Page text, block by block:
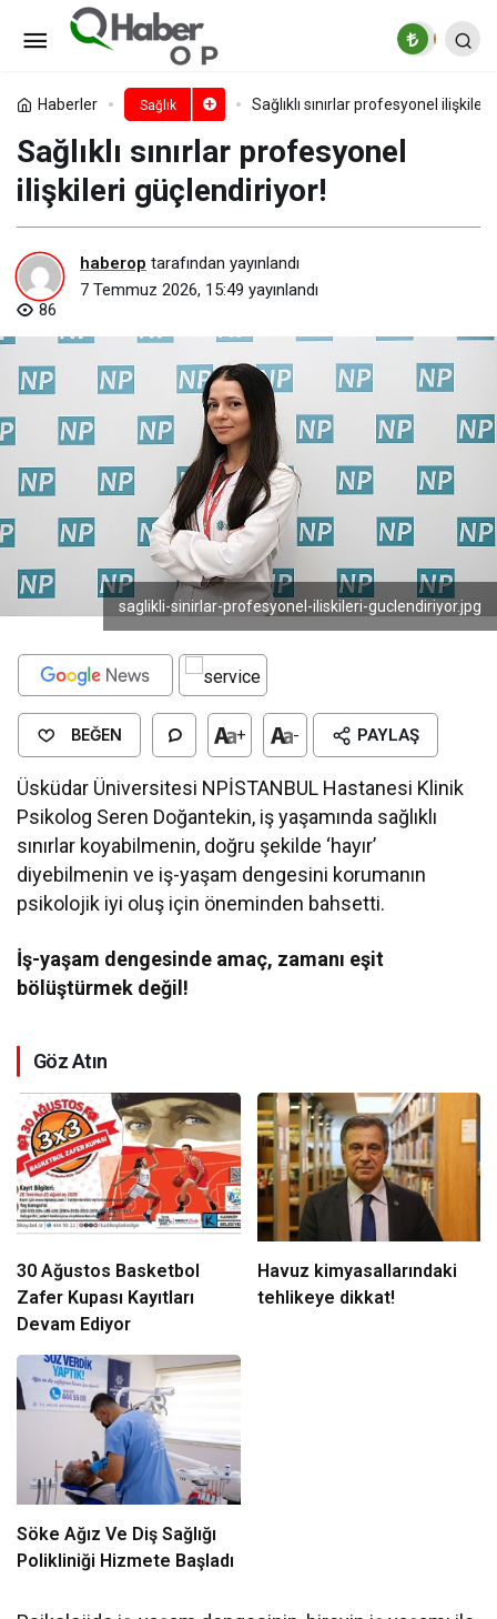
Haberler Sağlık Sağlıklı sınırlar profesyonel
Sağlıklı sınırlar profesyonel
ilişkileri güçlendiriyor!
haberop tarafından yayınlandı
7 Temmuz 2026, 15:49 yayınlandı
86
saglikli-sinirlar-profesyonel-iliskileri-guclendiriyor.jpg
BEĞEN + - PAYLAŞ
Üsküdar Üniversitesi NPİSTANBUL Hastanesi Klinik
Psikolog Seren Doğantekin, iş yaşamında sağlıklı
sınırlar koyabilmenin, doğru şekilde ‘hayır’
diyebilmenin ve iş-yaşam dengesini korumanın
psikolojik iyi oluş için öneminden bahsetti.
İş-yaşam dengesinde amaç, zamanı eşit
bölüştürmek değil!
Göz Atın
30 Ağustos Basketbol
Zafer Kupası Kayıtları
Devam Ediyor
Havuz kimyasallarındaki
tehlikeye dikkat!
Söke Ağız Ve Diş Sağlığı
Polikliniği Hizmete Başladı
Strateji geliştiren oyunlar
çocukların bilişsel becerilerini
destekliyor!
Yorum Yap